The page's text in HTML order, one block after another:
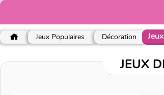
Jeux Populaires Décoration
JEUX